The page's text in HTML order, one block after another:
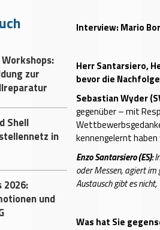
zur
Shell
in
2026:
und
Interview: Mario
Herr Santarsiero,
bevor die
Sebastian Wyder
gegenüber – mit
kennengelernt haben
Enzo Santarsiero (ES):
oder Messen, agiert im
Austausch gibt es
Was hat Sie